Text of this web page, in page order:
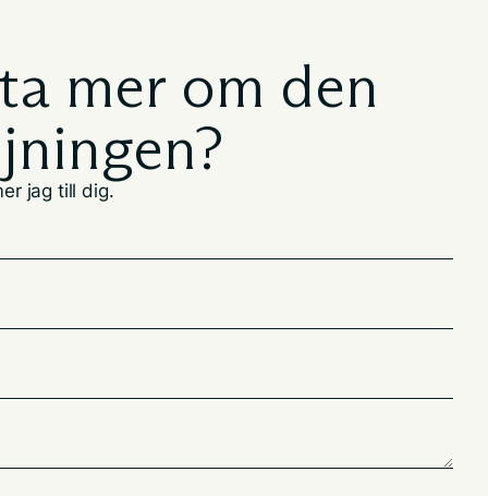
mer om den
jag till dig.